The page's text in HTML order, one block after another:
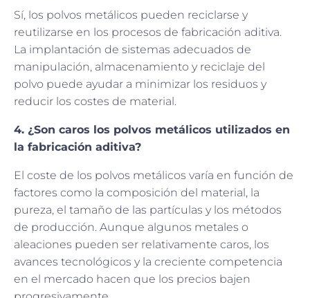
Sí, los polvos metálicos pueden reciclarse y
reutilizarse en los procesos de fabricación aditiva.
La implantación de sistemas adecuados de
manipulación, almacenamiento y reciclaje del
polvo puede ayudar a minimizar los residuos y
reducir los costes de material.
4. ¿Son caros los polvos metálicos utilizados en
la fabricación aditiva?
El coste de los polvos metálicos varía en función de
factores como la composición del material, la
pureza, el tamaño de las partículas y los métodos
de producción. Aunque algunos metales o
aleaciones pueden ser relativamente caros, los
avances tecnológicos y la creciente competencia
en el mercado hacen que los precios bajen